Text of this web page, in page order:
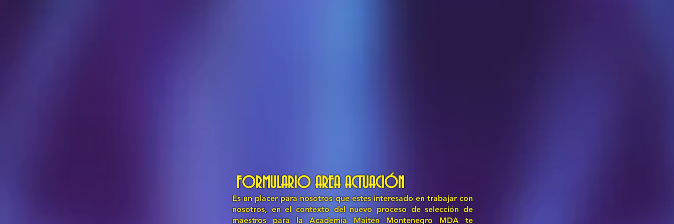
FORMULARIO AREA ACTUACIÓN
Es un placer para nosotros que estes interesado en trabajar con
nosotros, en el contexto del nuevo proceso de selección de
maestros para la Academia Maitén Montenegro MDA te